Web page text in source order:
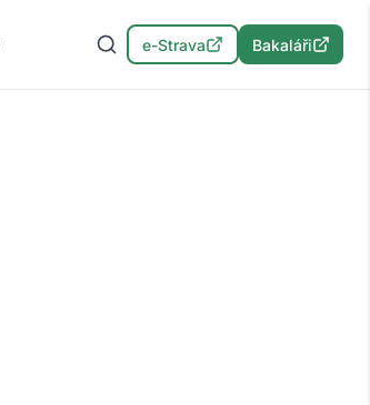
e-Strava Bakaláři